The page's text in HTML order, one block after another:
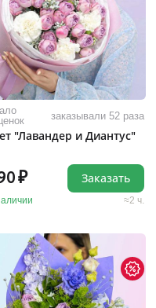
заказывали 52 раза
"Лавандер и Диантус"
2 ч.
Заказать